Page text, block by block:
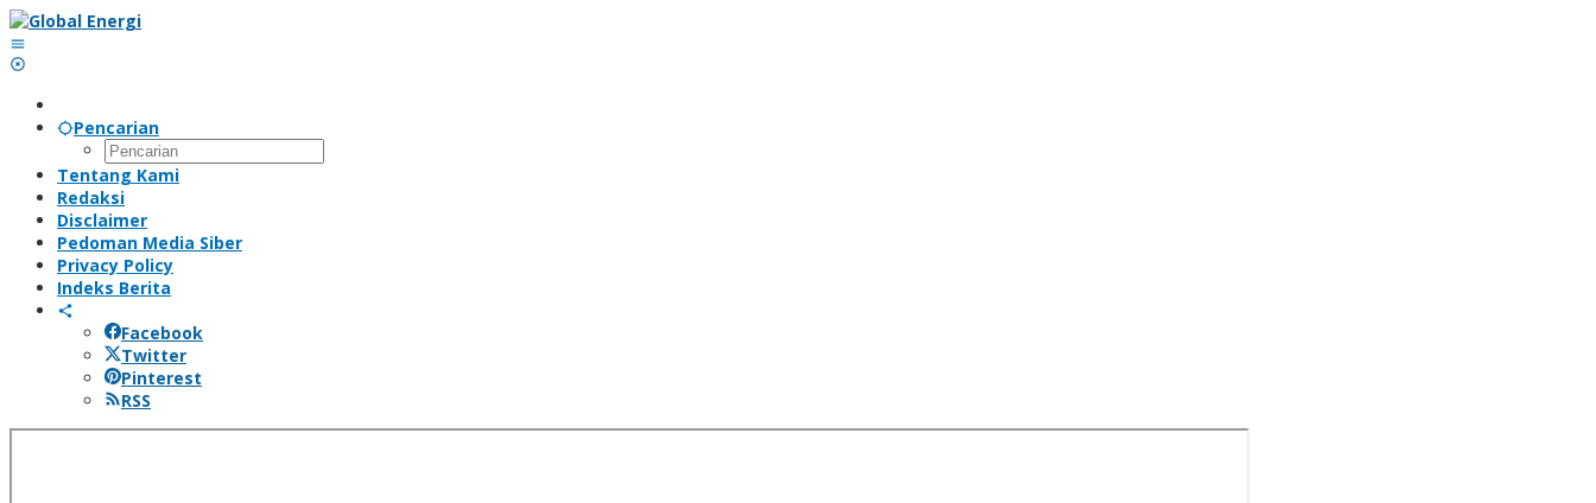
Lewati
ke
konten
Pencarian
Tentang Kami
Redaksi
Disclaimer
Pedoman Media Siber
Privacy Policy
Indeks Berita
Facebook
Twitter
Pinterest
RSS